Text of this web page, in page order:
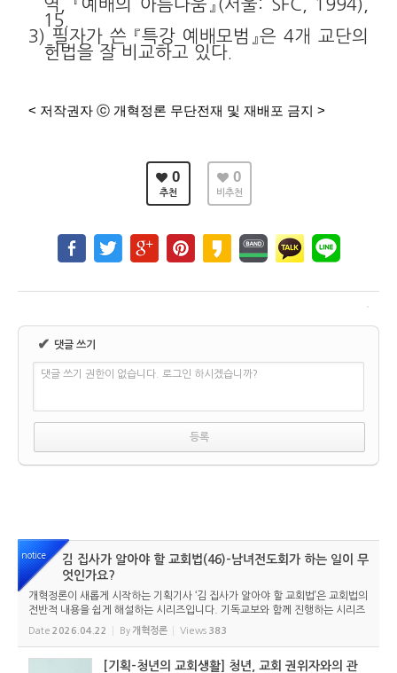
역, 『예배의 아름다움』(서울: SFC, 1994),
15.
3) 필자가 쓴 『특강 예배모범』은 4개 교단의
헌법을 잘 비교하고 있다.
< 저작권자 ⓒ 개혁정론 무단전재 및 재배포 금지 >
0
추천
0
비추천
✔ 댓글 쓰기
댓글 쓰기 권한이 없습니다. 로그인 하시겠습니까?
notice
김 집사가 알아야 할 교회법(46)-남녀전도회가 하는 일이 무
엇인가요?
개혁정론이 새롭게 시작하는 기획기사 ‘김 집사가 알아야 할 교회법’은 교회법의
전반적 내용을 쉽게 해설하는 시리즈입니다. 기독교보와 함께 진행하는 시리즈
로서 여기에 싣는 것은 기독교보의 허락을 받았습니다. 글 내용은 기독교보에
Date 2026.04.22 By 개혁정론 Views 383
[기획-청년의 교회생활] 청년, 교회 권위자와의 관